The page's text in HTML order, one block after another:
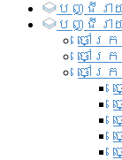
បញ្ជី​រា
បញ្ជី​រា
ចៅក្
ចៅក្
ចៅក្